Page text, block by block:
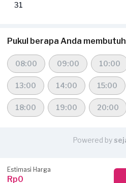
31
Pukul berapa Anda
08:00 09:00 10:00
13:00 14:00 15:00
18:00 19:00 20:00
Powered by
Estimasi Harga
Rp0